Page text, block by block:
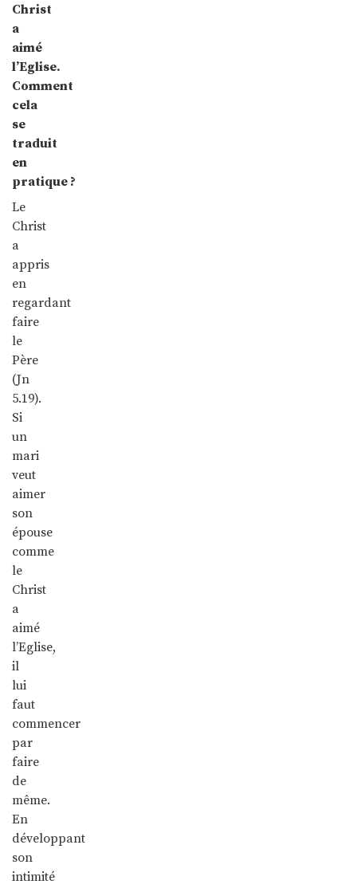
Christ
a
aimé
l’Eglise.
Comment
cela
se
traduit
en
pratique ?
Le
Christ
a
appris
en
regardant
faire
le
Père
(Jn
5.19).
Si
un
mari
veut
aimer
son
épouse
comme
le
Christ
a
aimé
l’Eglise,
il
lui
faut
commencer
par
faire
de
même.
En
développant
son
intimité